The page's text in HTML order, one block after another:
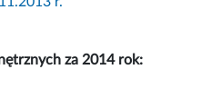
za 2014 rok: